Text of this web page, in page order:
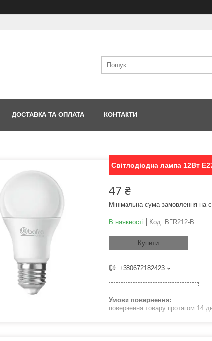
ДОСТАВКА ТА ОПЛАТА КОНТАКТИ
Світлодіодна лампа 12Вт
47 ₴
Мінімальна сума замовлення на
В наявності Код: BFR212-B
Купити
+380672182423
повернення товару протягом 14